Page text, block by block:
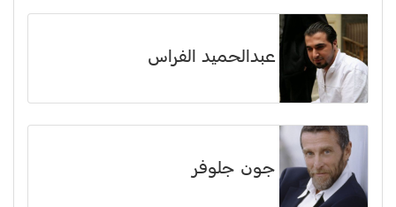
عبدالحميد الفراس
جون جلوفر